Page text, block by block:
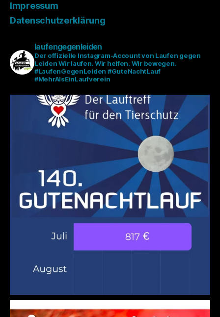
Impressum
Datenschutzerklärung
laufengegenleiden
Der offizielle Instagram-Account von Laufen gegen
LeidenWir laufen. Wir helfen. Wir bewegen.
#LaufenGegenLeiden #GuteNachtLauf
#MehrAlsEinLaufverein